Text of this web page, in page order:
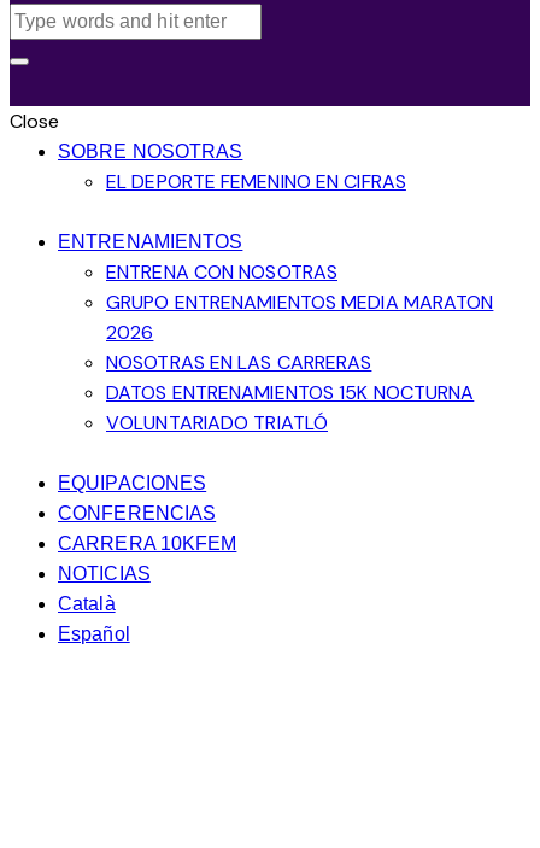
Close
SOBRE NOSOTRAS
EL DEPORTE FEMENINO EN CIFRAS
ENTRENAMIENTOS
ENTRENA CON NOSOTRAS
GRUPO ENTRENAMIENTOS MEDIA MARATON
2026
NOSOTRAS EN LAS CARRERAS
DATOS ENTRENAMIENTOS 15K NOCTURNA
VOLUNTARIADO TRIATLÓ
EQUIPACIONES
CONFERENCIAS
CARRERA 10KFEM
NOTICIAS
Català
Español